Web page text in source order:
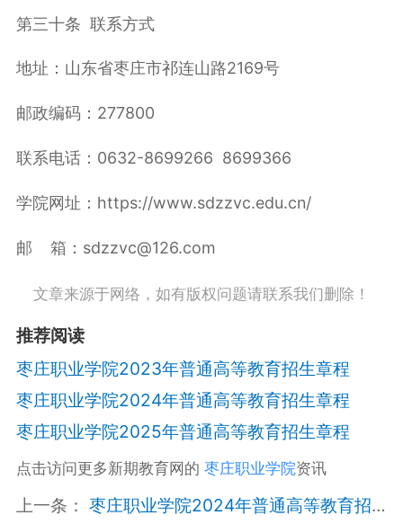
第三十条 联系方式
地址：山东省枣庄市祁连山路2169号
邮政编码：277800
联系电话：0632-8699266 8699366
学院网址：https://www.sdzzvc.edu.cn/
邮 箱：sdzzvc@126.com
文章来源于网络，如有版权问题请联系我们删除！
推荐阅读
枣庄职业学院2023年普通高等教育招生章程
枣庄职业学院2024年普通高等教育招生章程
枣庄职业学院2025年普通高等教育招生章程
点击访问更多新期教育网的 枣庄职业学院资讯
上一条： 枣庄职业学院2024年普通高等教育招生章程